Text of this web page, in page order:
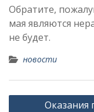
Обратите,
мая являются
не будет.
новости
Навигация
Оказания